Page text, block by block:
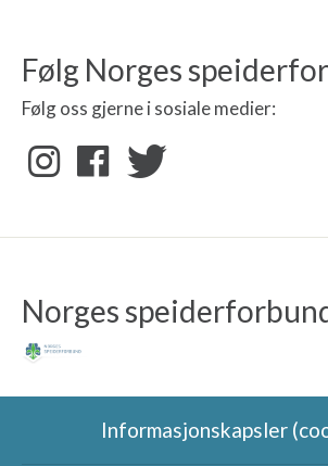
Følg Norges
Følg oss gjerne i sosiale medier:
Norges
Informasjonskapsler